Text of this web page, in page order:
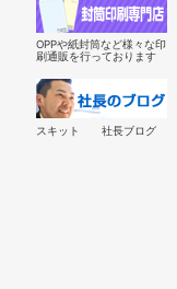
OPPや紙封筒など様々な印
刷通販を行っております
スキット 社長ブログ